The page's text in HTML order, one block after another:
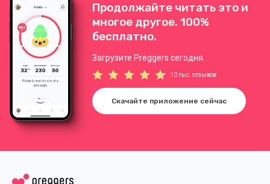
Продолжайте читать это и
многое другое. 100%
бесплатно.
Загрузите Preggers сегодня.
10 тыс. отзывов
Скачайте приложение сейчас